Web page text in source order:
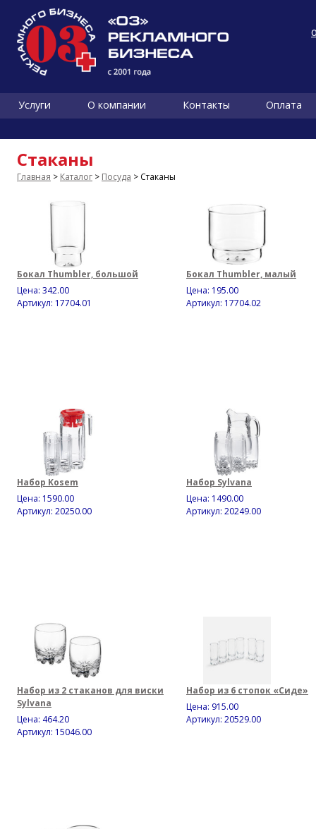
Услуги О компании Контакты Оплата
Стаканы
Главная > Каталог > Посуда > Стаканы
Бокал Thumbler, большой
Цена: 342.00
Артикул: 17704.01
Бокал Thumbler, малый
Цена: 195.00
Артикул: 17704.02
Набор Kosem
Цена: 1590.00
Артикул: 20250.00
Набор Sylvana
Цена: 1490.00
Артикул: 20249.00
Набор из 2 стаканов для виски
Sylvana
Цена: 464.20
Артикул: 15046.00
Набор из 6 стопок «Сиде»
Цена: 915.00
Артикул: 20529.00